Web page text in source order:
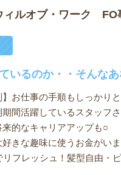
ィルオブ・ワーク FO
いるのか・・そんな
】お仕事の手順もしっかり
間活躍しているスタッフ
的なキャリアアップも○
好きな趣味に使うお金がい
フレッシュ！髪型自由・